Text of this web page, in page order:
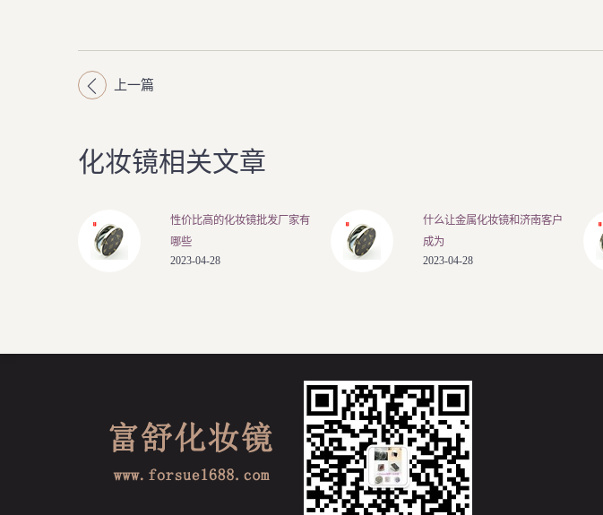
上一篇
化妆镜相关文章
性价比高的化妆镜批发厂家有
哪些
2023-04-28
什么让金属化妆镜和济南客户
成为
2023-04-28